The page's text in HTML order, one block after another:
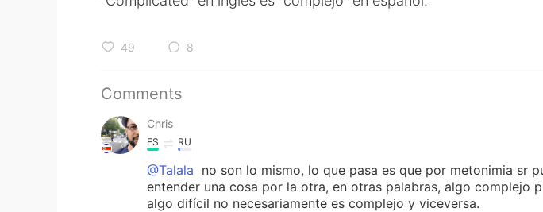
49 8
Comments
Chris
ES RU
@Talala no son lo mismo, lo que pasa es que por metonimia sr
entender una cosa por la otra, en otras palabras, algo complejo
algo difícil no necesariamente es complejo y viceversa.